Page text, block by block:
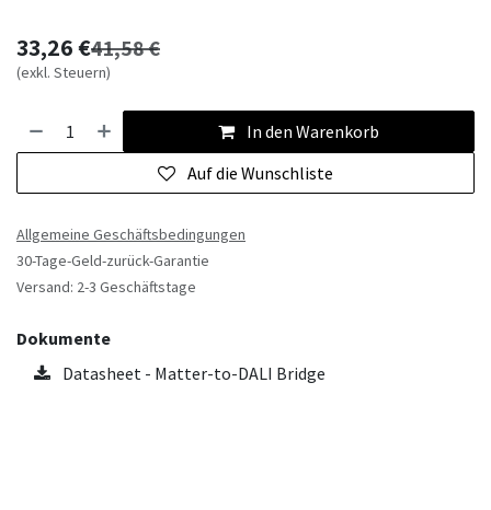
33,26€41,58€
(exkl. Steuern)
In den Warenkorb
Auf die Wunschliste
Allgemeine Geschäftsbedingungen
30-Tage-Geld-zurück-Garantie
Versand: 2-3 Geschäftstage
Dokumente
Datasheet - Matter-to-DALI Bridge